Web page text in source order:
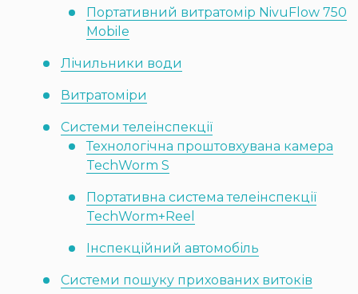
Портативний витратомір NivuFlow 750
Mobile
Лічильники води
Витратоміри
Системи телеінспекції
Технологічна проштовхувана камера
TechWorm S
Портативна система телеінспекції
TechWorm+Reel
Інспекційний автомобіль
Системи пошуку прихованих витоків